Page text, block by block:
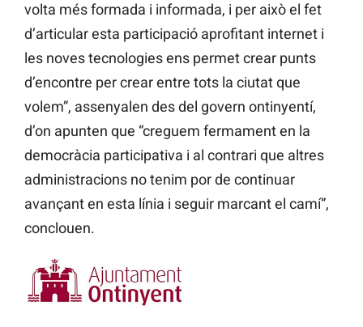
volta més formada i informada, i per això el fet
d’articular esta participació aprofitant internet i
les noves tecnologies ens permet crear punts
d’encontre per crear entre tots la ciutat que
volem”, assenyalen des del govern ontinyentí,
d’on apunten que “creguem fermament en la
democràcia participativa i al contrari que altres
administracions no tenim por de continuar
avançant en esta línia i seguir marcant el camí”,
conclouen.